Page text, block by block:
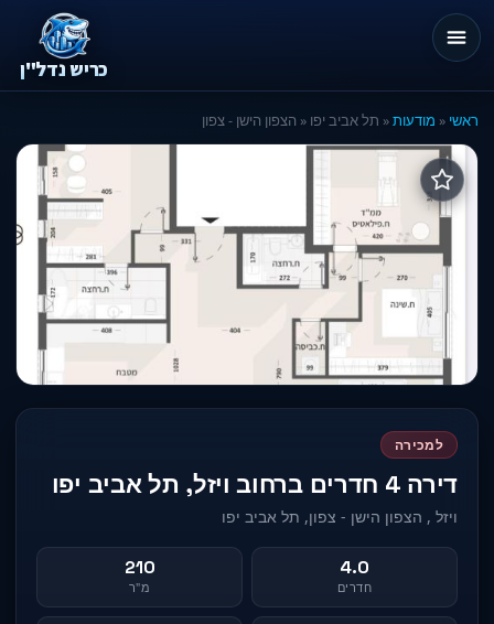
כריש נדל"ן
ראשי « מודעות« תל אביב יפו « הצפון הישן - צפון
למכירה
דירה 4 חדרים ברחוב ויזל, תל אביב יפו
ויזל , הצפון הישן - צפון, תל אביב יפו
4.0
חדרים
210
מ"ר